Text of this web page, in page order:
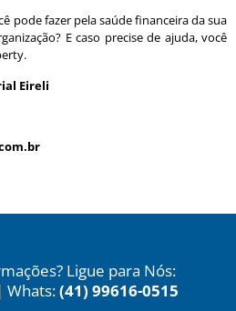
pode fazer pela saúde financeira da sua
E caso precise de ajuda, você
Eireli
Ligue para Nós:
| Whats:(41) 99616-0515